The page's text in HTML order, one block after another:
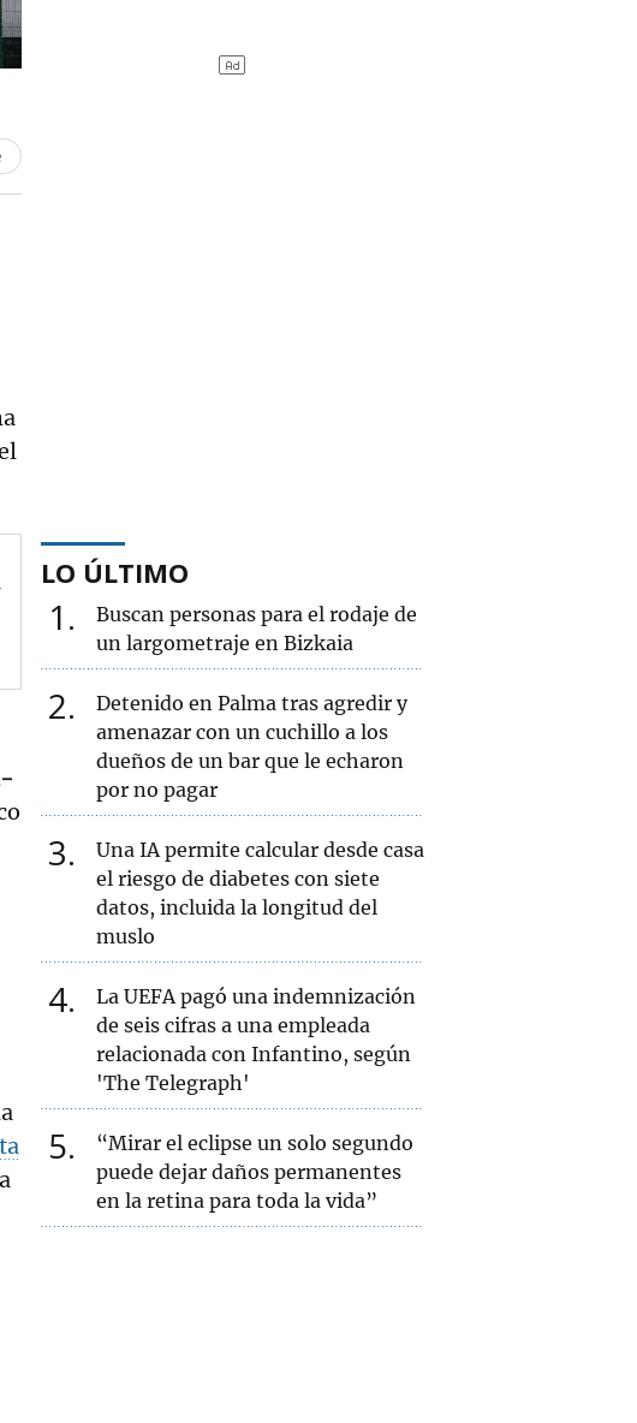
LO ÚLTIMO
1
Buscan personas para el rodaje de
un largometraje en Bizkaia
2
Detenido en Palma tras agredir y
amenazar con un cuchillo a los
dueños de un bar que le echaron
por no pagar
3
Una IA permite calcular desde casa
el riesgo de diabetes con siete
datos, incluida la longitud del
muslo
4
La UEFA pagó una indemnización
de seis cifras a una empleada
relacionada con Infantino, según
'The Telegraph'
5
“Mirar el eclipse un solo segundo
puede dejar daños permanentes
en la retina para toda la vida”